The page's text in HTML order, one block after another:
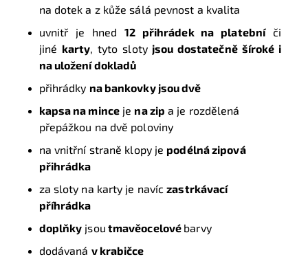
na dotek a z kůže sálá pevnost a kvalita
uvnitř je hned 12 přihrádek na platebníči
jiné karty , tyto slotyjsou dostatečně šíroké i
na uložení dokladů
přihrádky na bankovky jsou dvě
kapsa na mince je na zip a je rozdělená
přepážkou na dvě poloviny
na vnitřní straně klopy je podélná zipová
přihrádka
za sloty na karty je navíczastrkávací
příhrádka
doplňky jsou tmavěocelové barvy
dodávaná v krabičce